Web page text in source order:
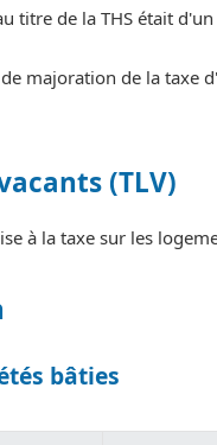
titre de la THS était
majoration de la taxe
(TLV)
à la taxe sur les
bâties